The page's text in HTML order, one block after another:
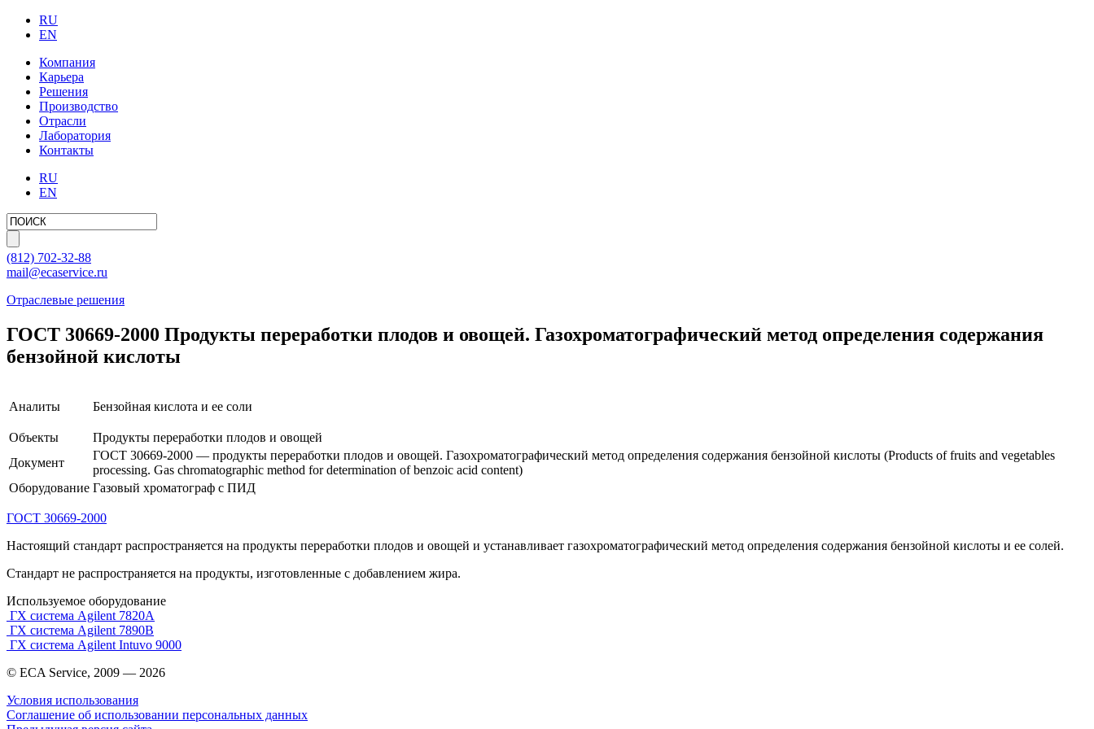
RU
EN
Компания
Карьера
Решения
Производство
Отрасли
Лаборатория
Контакты
RU
EN
(812) 702-32-88
mail@ecaservice.ru
Отраслевые решения
ГОСТ 30669-2000 Продукты переработки плодов и овощей. Газохроматографический метод определения содержания
бензойной кислоты
Аналиты Бензойная кислота и ее соли
Объекты Продукты переработки плодов и овощей
Документ
ГОСТ 30669-2000 — продукты переработки плодов и овощей. Газохроматографический метод определения содержания бензойной кислоты (Products of fruits and vegetables
processing. Gas chromatographic method for determination of benzoic acid content)
Оборудование Газовый хроматограф с ПИД
ГОСТ 30669-2000
Настоящий стандарт распространяется на продукты переработки плодов и овощей и устанавливает газохроматографический метод определения содержания бензойной кислоты и ее солей.
Стандарт не распространяется на продукты, изготовленные с добавлением жира.
Используемое оборудование
ГХ система Agilent 7820A
ГХ система Agilent 7890B
ГХ система Agilent Intuvo 9000
© ECA Service, 2009 — 2026
Условия использования
Соглашение об использовании персональных данных